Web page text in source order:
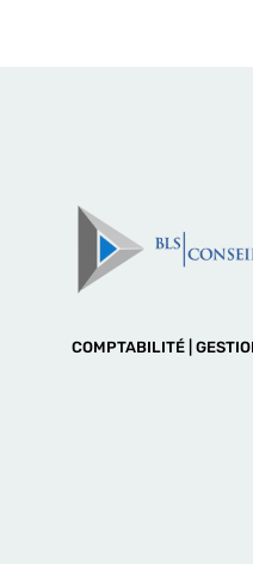
COMPTABILITÉ |